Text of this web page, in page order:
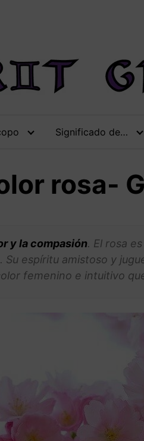
Significado de…
rosa-
y la compasión. El rosa
espíritu amistoso y
femenino e intuitivo